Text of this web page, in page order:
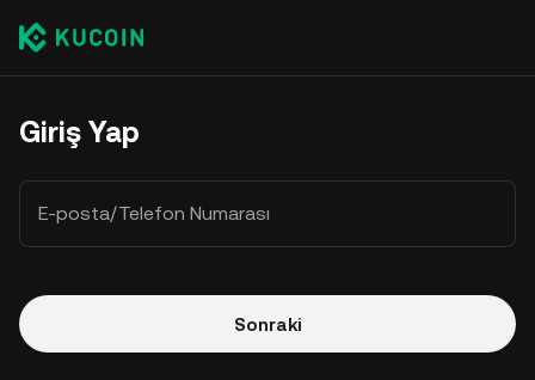
Giriş Yap
E-posta/Telefon Numarası
Sonraki